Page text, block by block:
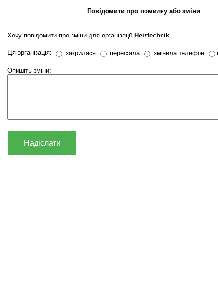
Повідомити про помилку або зміни
Хочу повідомити про зміни для організації Heiztechnik
Ця організація: закрилася переїхала змінила телефон
Опишіть зміни:
Надіслати